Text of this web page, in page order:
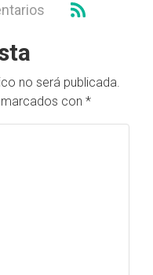
no será publicada.
con *